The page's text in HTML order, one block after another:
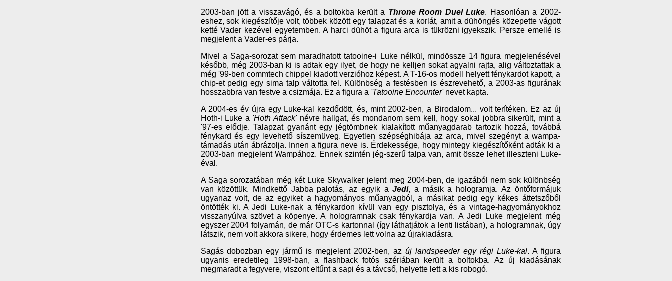
2003-ban jött a visszavágó, és a boltokba került a Throne Room Duel Luke. Hasonlóan a 2002-
eshez, sok kiegészítője volt, többek között egy talapzat és a korlát, amit a dühöngés közepette vágott
ketté Vader kezével egyetemben. A harci dühöt a figura arca is tükrözni igyekszik. Persze emellé is
megjelent a Vader-es párja.
Mivel a Saga-sorozat sem maradhatott tatooine-i Luke nélkül, mindössze 14 figura megjelenésével
később, még 2003-ban ki is adtak egy ilyet, de hogy ne kelljen sokat agyalni rajta, alig változtattak a
még '99-ben commtech chippel kiadott verzióhoz képest. A T-16-os modell helyett fénykardot kapott, a
chip-et pedig egy sima talp váltotta fel. Különbség a festésben is észrevehető, a 2003-as figurának
hosszabbra van festve a csizmája. Ez a figura a 'Tatooine Encounter'nevet kapta.
A 2004-es év újra egy Luke-kal kezdődött, és, mint 2002-ben, a Birodalom... volt terítéken. Ez az új
Hoth-i Luke a 'Hoth Attack'névre hallgat, és mondanom sem kell, hogy sokal jobbra sikerült, mint a
'97-es elődje. Talapzat gyanánt egy jégtömbnek kialakított műanyagdarab tartozik hozzá, továbbá
fénykard és egy levehető síszemüveg. Egyetlen szépséghibája az arca, mivel szegényt a wampa-
támadás után ábrázolja. Innen a figura neve is. Érdekessége, hogy mintegy kiegészítőként adták ki a
2003-ban megjelent Wampához. Ennek szintén jég-szerű talpa van, amit össze lehet illeszteni Luke-
éval.
A Saga sorozatában még két Luke Skywalker jelent meg 2004-ben, de igazából nem sok különbség
van közöttük. Mindkettő Jabba palotás, az egyik aJedi, a másik a hologramja. Az öntőformájuk
ugyanaz volt, de az egyiket a hagyományos műanyagból, a másikat pedig egy kékes áttetszőből
öntötték ki. A Jedi Luke-nak a fénykardon kívül van egy pisztolya, és a vintage-hagyományokhoz
visszanyúlva szövet a köpenye. A hologramnak csak fénykardja van. A Jedi Luke megjelent még
egyszer 2004 folyamán, de már OTC-s kartonnal (így láthatjátok a lenti listában), a hologramnak, úgy
látszik, nem volt akkora sikere, hogy érdemes lett volna az újrakiadásra.
Sagás dobozban egy jármű is megjelent 2002-ben, az új landspeeder egy régi Luke-kal. A figura
ugyanis eredetileg 1998-ban, a flashback fotós szériában került a boltokba. Az új kiadásának
megmaradt a fegyvere, viszont eltűnt a sapi és a távcső, helyette lett a kis robogó.